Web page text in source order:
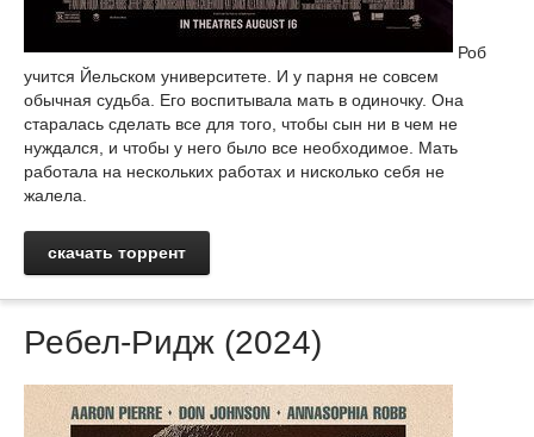
Роб
учится Йельском университете. И у парня не совсем
обычная судьба. Его воспитывала мать в одиночку. Она
старалась сделать все для того, чтобы сын ни в чем не
нуждался, и чтобы у него было все необходимое. Мать
работала на нескольких работах и нисколько себя не
жалела.
скачать торрент
Ребел-Ридж (2024)